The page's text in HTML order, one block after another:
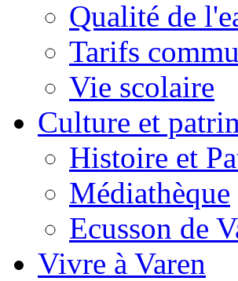
Qualité de
Tarifs
Vie scolaire
Culture et
Histoire et
Médiathèque
Ecusson de
Vivre à Varen